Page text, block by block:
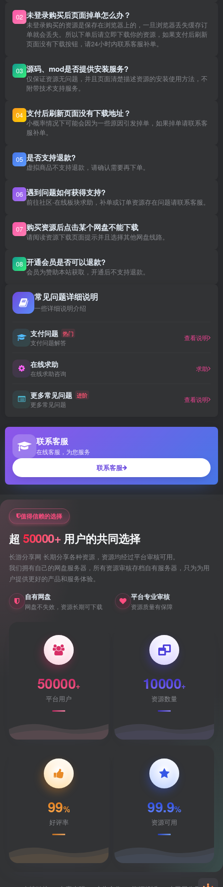
02 未登录购买后页面掉单怎么办？
未登录购买的资源是保存在浏览器上的，一旦浏览器丢失缓存订
单就会丢失。所以下单后请立即下载你的资源，如果支付后刷新
页面没有下载按钮，请24小时内联系客服补单。
03 源码、mod是否提供安装服务?
仅保证资源无问题，并且页面清楚描述资源的安装使用方法，不
附带技术支持服务。
04 支付后刷新页面没有下载地址？
小概率情况下可能会因为一些原因引发掉单，如果掉单请联系客
服补单。
05 是否支持退款?
虚拟商品不支持退款，请确认需要再下单。
06 遇到问题如何获得支持?
前往社区-在线板块求助，补单或订单资源存在问题请联系客服。
07 购买资源后点击某个网盘不能下载
请阅读资源下载页面提示并且选择其他网盘线路。
08 开通会员是否可以退款?
会员为赞助本站获取，开通后不支持退款。
常见问题详细说明
一些详细说明介绍
支付问题 热门
支付问题解答
查看说明
在线求助
在线求助咨询
求助
更多常见问题 进阶
更多常见问题
查看说明
联系客服
在线客服，为您服务
联系客服
值得信赖的选择
超 50000+ 用户的共同选择
长游分享网 长期分享各种资源，资源均经过平台审核可用。
我们拥有自己的网盘服务器，所有资源审核存档自有服务器，只为为用
户提供更好的产品和服务体验。
自有网盘
网盘不失效，资源长期可下载
平台专业审核
资源质量有保障
50000+
平台用户
10000+
资源数量
99%
好评率
99.9%
资源可用